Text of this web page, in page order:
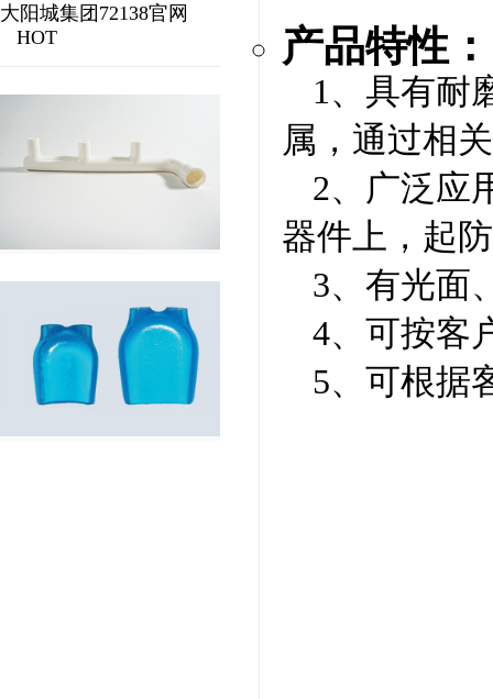
大阳城集团72138官网
HOT
产品特性：
1、具有耐
属，通过相
2、广泛应
器件上，起
3、有光面
4、可按客
5、可根据